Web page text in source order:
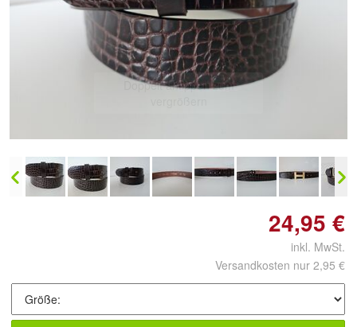
Doppelt antippen zum
24,95 €
inkl. MwSt.
Versandkosten nur 2,95 €